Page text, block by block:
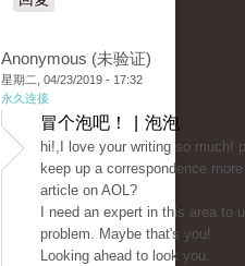
Anonymous (未验证)
星期二, 04/23/2019 - 17:32
永久连接
冒个泡吧！ | 泡泡
hi!,I love your writing so much!
keep up a correspondence
article on AOL?
I need an expert in this area to
problem. Maybe that's you!
Looking ahead to look you.